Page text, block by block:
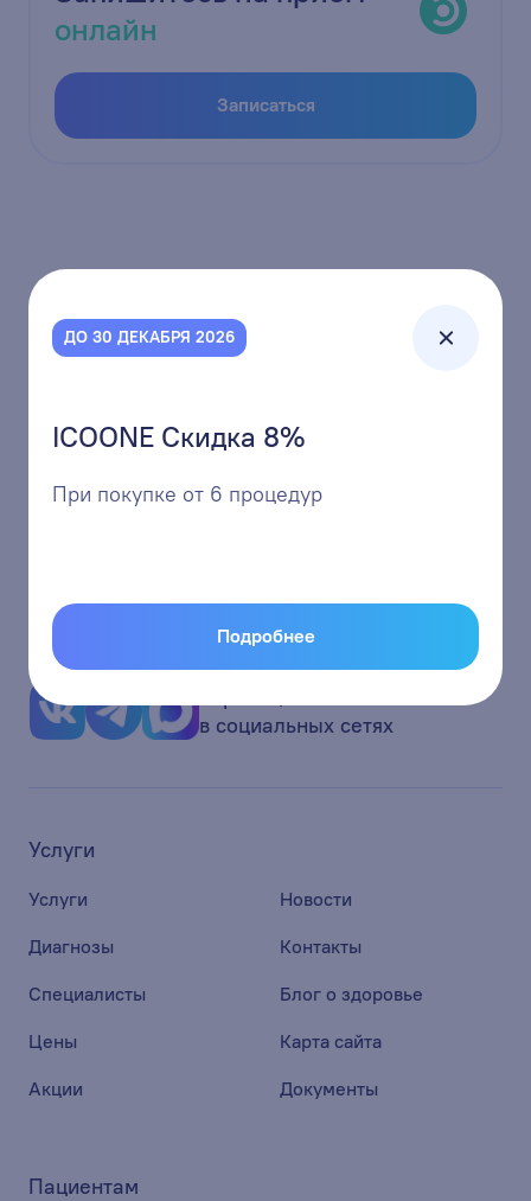
ДО 30 ДЕКАБРЯ 2026
ICOONE Скидка 8%
При покупке от 6 процедур
Подробнее
онлайн
Записаться
+7 (3842) 68-01-11
в социальных сетях
Услуги
Услуги
Диагнозы
Специалисты
Цены
Акции
Новости
Контакты
Блог о здоровье
Карта сайта
Документы
Пациентам